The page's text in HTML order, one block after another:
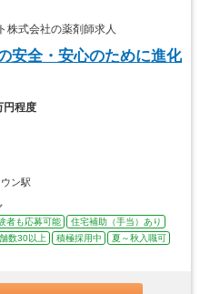
式会社の薬剤師求人
安全・安心のために進化
円程度
ン駅
者も応募可能
住宅補助（手当）あり
数30以上 積極採用中
夏～秋入職可